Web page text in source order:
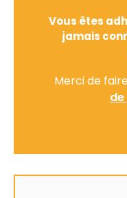
Vous êtes
jamais
Merci de